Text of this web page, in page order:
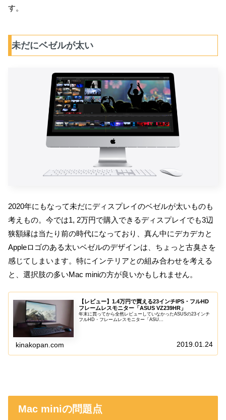
す。
未だにベゼルが太い
2020年にもなって未だにディスプレイのベゼルが太いものも
考えもの。今では1, 2万円で購入できるディスプレイでも3辺
狭額縁は当たり前の時代になっており、真ん中にデカデカと
Appleロゴのある太いベゼルのデザインは、ちょっと古臭さを
感じてしまいます。特にインテリアとの組み合わせを考える
と、選択肢の多いMac miniの方が良いかもしれません。
【レビュー】1.4万円で買える23インチIPS・フルHD
フレームレスモニター「ASUS VZ239HR」
年末に買ってから全然レビューしていなかったASUSの23インチ
フルHD・フレームレスモニター「ASU...
kinakopan.com 2019.01.24
Mac miniの問題点